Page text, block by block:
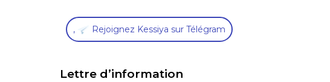
, Rejoignez Kessiya sur Télégram
Lettre d’information